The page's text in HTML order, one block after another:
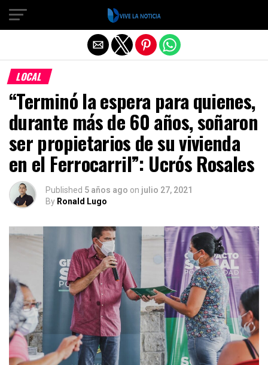
LOCAL
“Terminó la espera para quienes,
durante más de 60 años, soñaron
ser propietarios de su vivienda
en el Ferrocarril”: Ucrós Rosales
Published 5 años ago on julio 27, 2021
By Ronald Lugo
Salir de la versión móvil